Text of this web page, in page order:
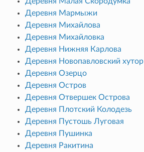
Деревня Мармыжи
Деревня Михайлова
Деревня Михайловка
Деревня Нижняя Карлова
Деревня Новопавловский хутор
Деревня Озерцо
Деревня Остров
Деревня Отвершек Острова
Деревня Плотский Колодезь
Деревня Пустошь Луговая
Деревня Пушинка
Деревня Ракитина